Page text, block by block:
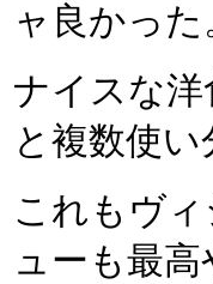
ャ良かっ
ナイスな
と複数使
これもヴ
ューも最